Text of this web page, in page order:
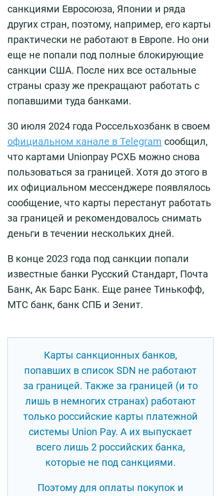
санкциями Евросоюза, Японии и ряда
других стран, поэтому, например, его карты
практически не работают в Европе. Но они
еще не попали под полные блокирующие
санкции США. После них все остальные
страны сразу же прекращают работать с
попавшими туда банками.
30 июля 2024 года Россельхозбанк в своем
официальном канале в Telegram сообщил,
что картами Unionpay РСХБ можно снова
пользоваться за границей. Хотя до этого в
их официальном мессенджере появлялось
сообщение, что карты перестанут работать
за границей и рекомендовалось снимать
деньги в течении нескольких дней.
В конце 2023 года под санкции попали
известные банки Русский Стандарт, Почта
Банк, Ак Барс Банк. Еще ранее Тинькофф,
МТС банк, банк СПБ и Зенит.
Карты санкционных банков,
попавших в список SDN не работают
за границей. Также за границей (и то
лишь в немногих странах) работают
только российские карты платежной
системы Union Pay. А их выпускает
всего лишь 2 российских банка,
которые не под санкциями.
Поэтому для оплаты покупок и